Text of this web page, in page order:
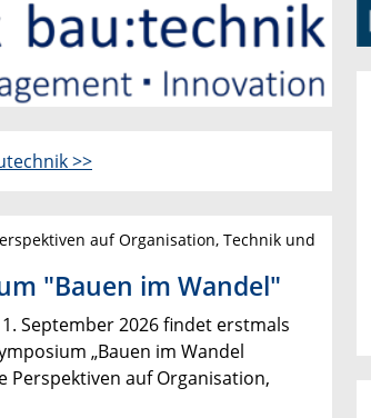
>>
auf Organisation, Technik und
"Bauen im Wandel"
September 2026 findet erstmals
„Bauen im Wandel
Perspektiven auf Organisation,